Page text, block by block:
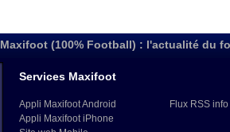
Maxifoot (100% Football) : l'actualité du
Services Maxifoot
Appli Maxifoot Android
Appli Maxifoot iPhone
Flux RSS